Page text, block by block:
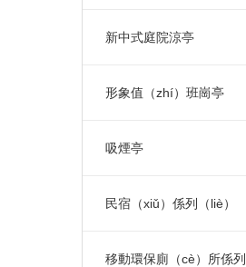
新中式庭院涼亭
形象值（zhí）班崗亭
吸煙亭
民宿（xiǔ）係列（liè）
移動環保廁（cè）所係列